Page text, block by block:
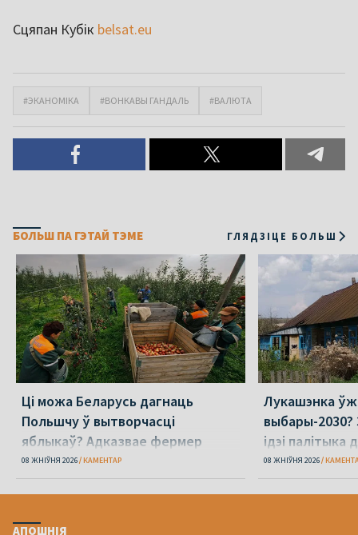
Сцяпан Кубік belsat.eu
#ЭКАНОМІКА #ВОНКАВЫ ГАНДАЛЬ #ВАЛЮТА
БОЛЬШ ПА ГЭТАЙ ТЭМЕ ГЛЯДЗІЦЕ БОЛЬШ
Ці можа Беларусь дагнаць
Польшчу ў вытворчасці
яблыкаў? Адказвае фермер
08 ЖНІЎНЯ 2026 КАМЕНТАР
Лукашэнка
выбары-
ідэі палітыка
08 ЖНІЎНЯ 2026
АПОШНІЯ